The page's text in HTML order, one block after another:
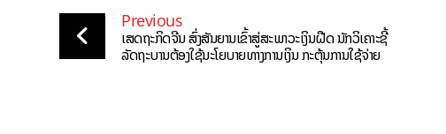
Previous
ເສດຖະກິດຈີນ ສົ່ງສັນຍານເຂົ້າສູ່ສະພາວະເງິນຝືດ ນັກວິເຄາະຊີ້
ລັດຖະບານຕ້ອງໃຊ້ນະໂຍບາຍທາງການເງິນ ກະຕຸ້ນການໃຊ້ຈ່າຍ